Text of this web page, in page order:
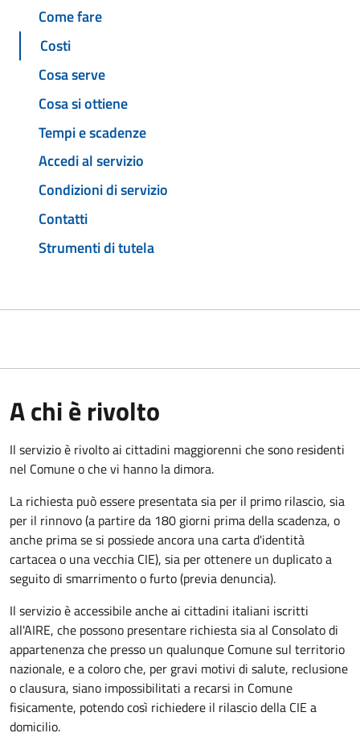
Come fare
Costi
Cosa serve
Cosa si ottiene
Tempi e scadenze
Accedi al servizio
Condizioni di servizio
Contatti
Strumenti di tutela
A chi è rivolto
Il servizio è rivolto ai cittadini maggiorenni che sono residenti
nel Comune o che vi hanno la dimora.
La richiesta può essere presentata sia per il primo rilascio, sia
per il rinnovo (a partire da 180 giorni prima della scadenza, o
anche prima se si possiede ancora una carta d'identità
cartacea o una vecchia CIE), sia per ottenere un duplicato a
seguito di smarrimento o furto (previa denuncia).
Il servizio è accessibile anche ai cittadini italiani iscritti
all'AIRE, che possono presentare richiesta sia al Consolato di
appartenenza che presso un qualunque Comune sul territorio
nazionale, e a coloro che, per gravi motivi di salute, reclusione
o clausura, siano impossibilitati a recarsi in Comune
fisicamente, potendo così richiedere il rilascio della CIE a
domicilio.